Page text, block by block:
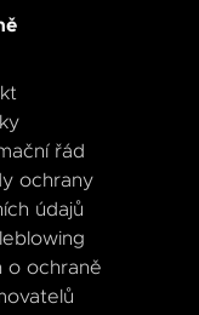
řád
ochrany
údajů
o ochraně